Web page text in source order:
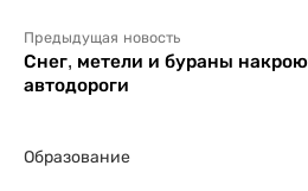
Предыдущая новость
Снег, метели и бураны
автодороги
Образование